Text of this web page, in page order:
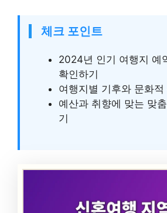
체크 포인트
2024년 인기 여행지 예
확인하기
여행지별 기후와 문화적
예산과 취향에 맞는 맞
기